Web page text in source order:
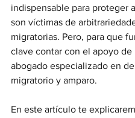
indispensable para proteger
son víctimas de
migratorias. Pero, para que
clave contar con el apoyo de
abogado especializado en
migratorio y amparo.
En este artículo te